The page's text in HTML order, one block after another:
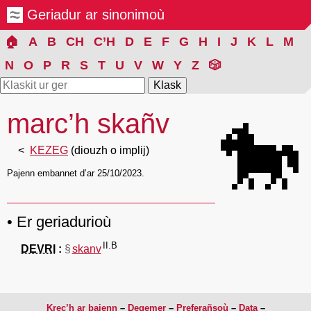
Geriadur ar sinonimoù
🏠 A B CH C’H D E F G H I J K L
M
N
O P R S T U V W Y Z 🎲
🐎
marc’h skañv
KEZEG (diouzh o implij)
Pajenn embannet d’ar 25/10/2023.
Er geriadurioù
DEVRI §skanv II.B
Krec’h ar bajenn Degemer Preferañsoù
Data